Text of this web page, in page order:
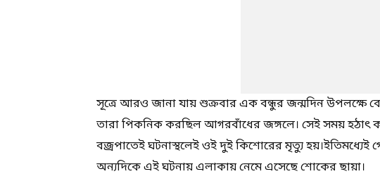
সূত্রে আরও জানা যায় শুক্রবার এক বন্ধুর জন্মদিন উপলক্ষে
তারা পিকনিক করছিল আগরবাঁধের জঙ্গলে। সেই সময় হঠাৎ
বজ্রপাতেই ঘটনাস্থলেই ওই দুই কিশোরের মৃত্যু
অন্যদিকে এই ঘটনায় এলাকায় নেমে এসেছে শোকের ছায়া।